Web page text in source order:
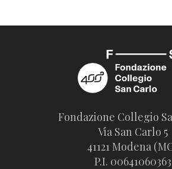
Fondazione Collegio
Via San Carlo 5
41121 Modena
P.I. 00641060363